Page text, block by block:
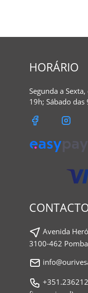
HORÁRIO
Segunda a
19h; Sábado das
Avenida
3100-462